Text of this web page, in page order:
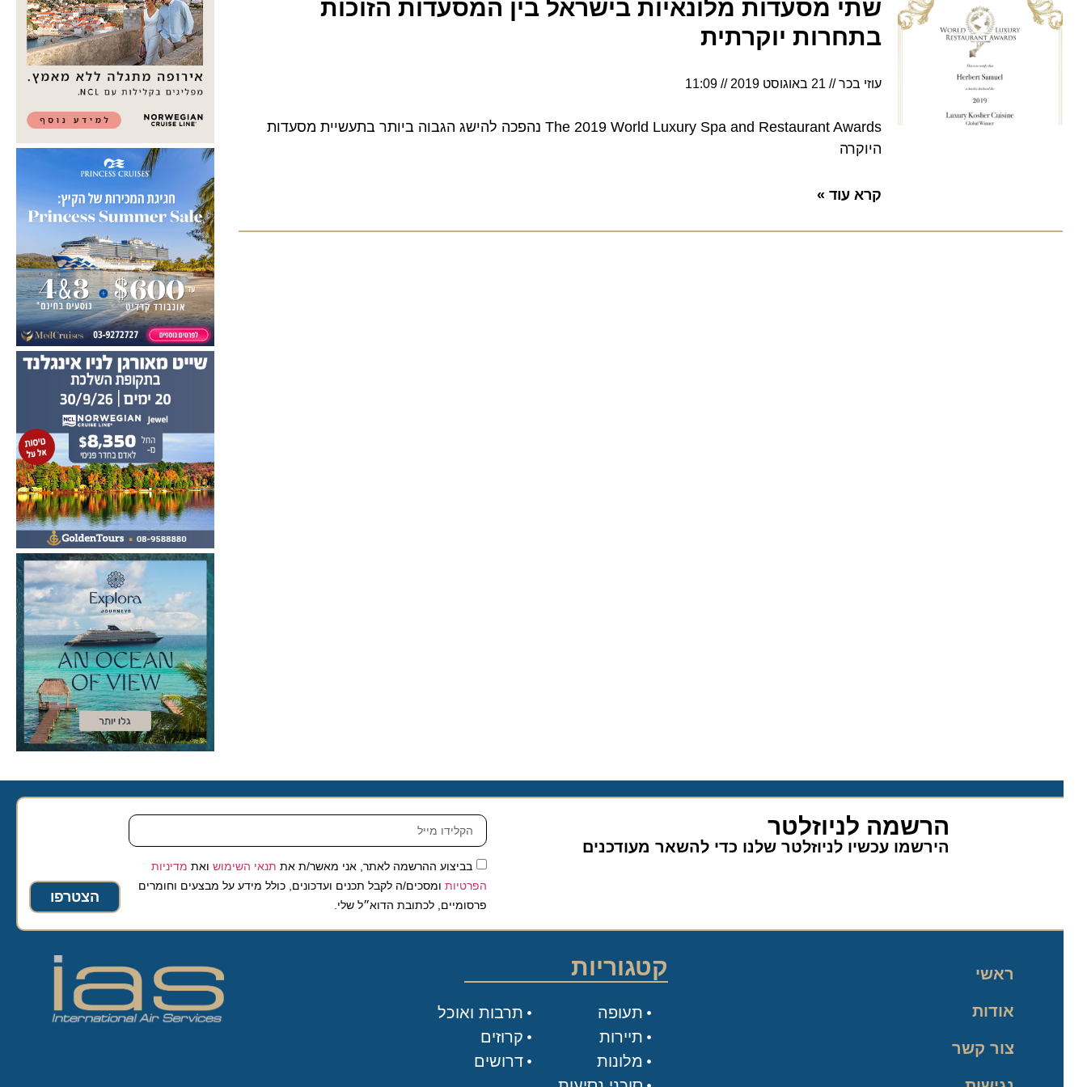
שתי מסעדות מלונאיות בישראל בין המסעדות הזוכות
בתחרות יוקרתית
עוזי בכר 21 באוגוסט 2019 11:09
The 2019 World Luxury Spa and Restaurant Awards נהפכה להישג הגבוה ביותר בתעשיית מסעדות
היוקרה
קרא עוד »
הרשמה לניוזלטר
הירשמו עכשיו לניוזלטר שלנו כדי להשאר מעודכנים
בביצוע ההרשמה לאתר, אני מאשר/ת אתתנאי השימושואת מדיניות
הפרטיותומסכים/ה לקבל תכנים ועדכונים, כולל מידע על מבצעים וחומרים
פרסומיים, לכתובת הדוא״ל שלי.
הצטרפו
ראשי
אודות
צור קשר
קטגוריות
תעופה
תיירות
מלונות
תרבות ואוכל
קרוזים
דרושים